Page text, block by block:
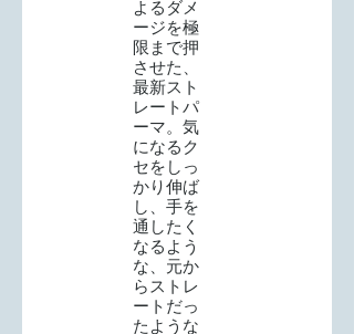
よるダメ
ージを極
限まで押
させた、
最新スト
レートパ
ーマ。気
になるク
セをしっ
かり伸ば
し、手を
通したく
なるよう
な、元か
らストレ
ートだっ
たような